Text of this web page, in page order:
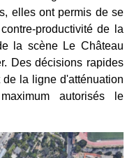
elles ont permis de se
productivité de la
la scène Le Château
Des décisions rapides
la ligne d'atténuation
autorisés le